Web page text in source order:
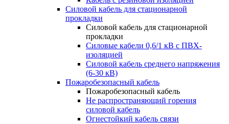
Силовой кабель для стационарной
прокладки
Силовой кабель для стационарной
прокладки
Силовые кабели 0,6/1 кВ с ПВХ-
изоляцией
Силовой кабель среднего напряжения
(6-30 кВ)
Пожаробезопасный кабель
Пожаробезопасный кабель
Не распространяющий горения
силовой кабель
Огнестойкий кабель связи